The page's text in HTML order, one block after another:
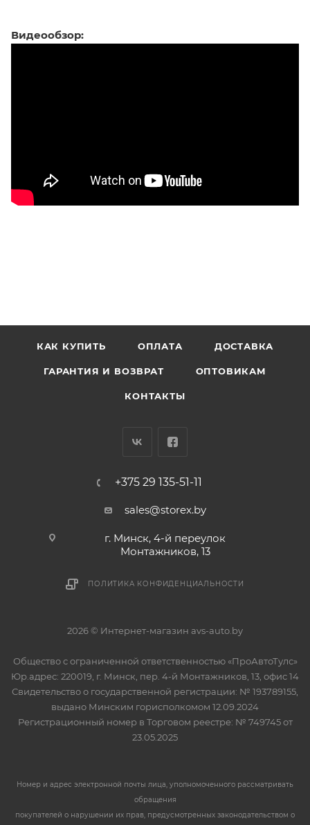
Видеообзор:
КАК КУПИТЬ ОПЛАТА ДОСТАВКА
ГАРАНТИЯ И ВОЗВРАТ ОПТОВИКАМ
КОНТАКТЫ
+375 29 135-51-11
sales@storex.by
г. Минск, 4-й переулок
Монтажников, 13
ПОЛИТИКА КОНФИДЕНЦИАЛЬНОСТИ
2026 © Интернет-магазин avs-auto.by
Общество с ограниченной ответственностью «ПроАвтоТулс»
Юр.адрес: 220019, г. Минск, пер. 4-й Монтажников, 13, офис 14
Свидетельство о государственной регистрации: № 193789155,
выдано Минским горисполкомом 12.09.2024
Регистрационный номер в Торговом реестре: № 749745 от
23.05.2025
Номер и адрес электронной почты лица, уполномоченного рассматривать
обращения
покупателей о нарушении их прав, предусмотренных законодательством о